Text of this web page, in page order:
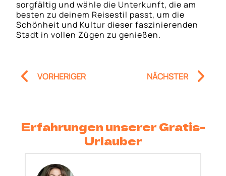
sorgfältig und wähle die Unterkunft, die am
besten zu deinem Reisestil passt, um die
Schönheit und Kultur dieser faszinierenden
Stadt in vollen Zügen zu genießen.
Prev
VORHERIGER NÄCHSTER
Erfahrungen unserer Gratis-
Urlauber